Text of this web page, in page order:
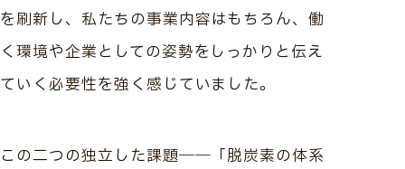
を刷新し、私たちの事業内容はもちろん、働
く環境や企業としての姿勢をしっかりと伝え
ていく必要性を強く感じていました。
この二つの独立した課題――「脱炭素の体系